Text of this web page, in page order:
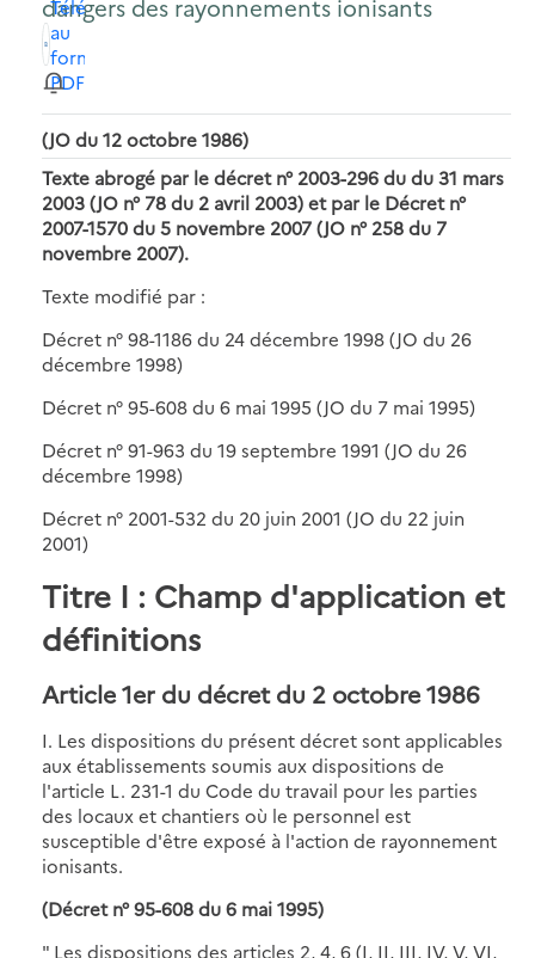
dangers des rayonnements ionisants
Télécharger
au
format
PDF
(JO du 12 octobre 1986)
Texte abrogé par le décret n° 2003-296 du du 31 mars
2003 (JO n° 78 du 2 avril 2003)et par le Décret n°
2007-1570 du 5 novembre 2007 (JO n° 258 du 7
novembre 2007).
Texte modifié par :
Décret n° 98-1186 du 24 décembre 1998 (JO du 26
décembre 1998)
Décret n° 95-608 du 6 mai 1995 (JO du 7 mai 1995)
Décret n° 91-963 du 19 septembre 1991 (JO du 26
décembre 1998)
Décret n° 2001-532 du 20 juin 2001 (JO du 22 juin
2001)
Titre I : Champ d'application et
définitions
Article 1er du décret du 2 octobre 1986
I. Les dispositions du présent décret sont applicables
aux établissements soumis aux dispositions de
l'article L. 231-1 du Code du travail pour les parties
des locaux et chantiers où le personnel est
susceptible d'être exposé à l'action de rayonnement
ionisants.
(Décret n° 95-608 du 6 mai 1995)
" Les dispositions des articles 2, 4, 6 (I, II, III, IV, V, VI,